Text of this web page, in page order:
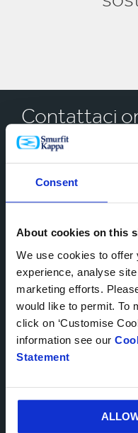
Consent
About cookies on this
We use cookies to offer
experience, analyse
marketing efforts.
would like to permit. To
click on ‘Customise
information see our
Statement
Contattaci
* Campi Obbligatori
PAESE*
NUMERO DI TELEFONO
E-MAIL*